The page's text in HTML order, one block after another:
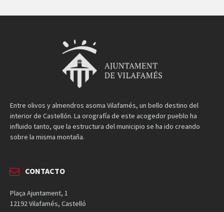
Entre olivos y almendros asoma Vilafamés, un bello destino del
interior de Castellón. La orografía de este acogedor pueblo ha
influido tanto, que la estructura del municipio se ha ido creando
sobre la misma montaña.
CONTACTO
Plaça Ajuntament, 1
12192 Vilafamés, Castelló